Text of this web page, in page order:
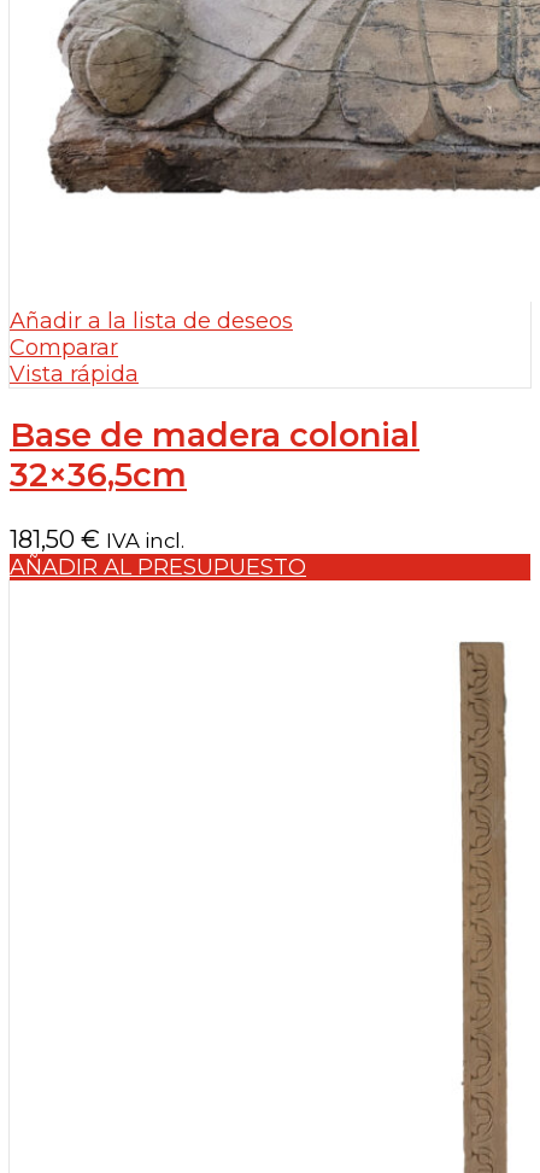
Añadir a la lista de deseos
Comparar
Vista rápida
Base de madera colonial
32×36,5cm
181,50 € IVA incl.
AÑADIR AL PRESUPUESTO